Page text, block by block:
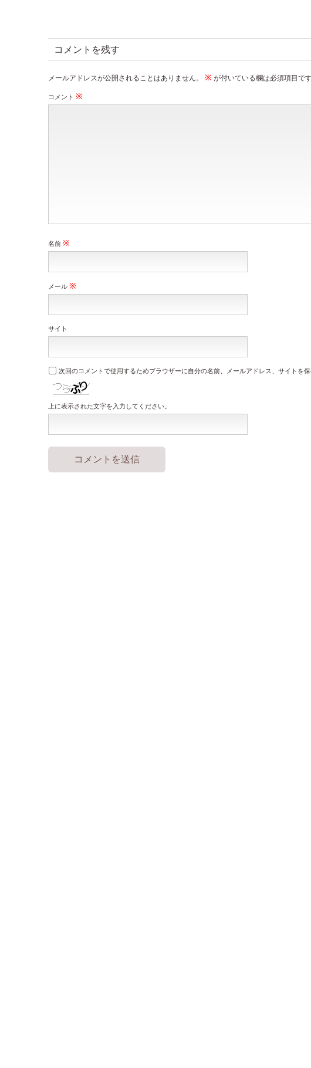
コメントを残す
メールアドレスが公開されることはありません。 ※ が付いている欄は必須項目で
コメント ※
名前 ※
メール ※
サイト
次回のコメントで使用するためブラウザーに自分の名前、メールアドレス、サイトを保
上に表示された文字を入力してください。